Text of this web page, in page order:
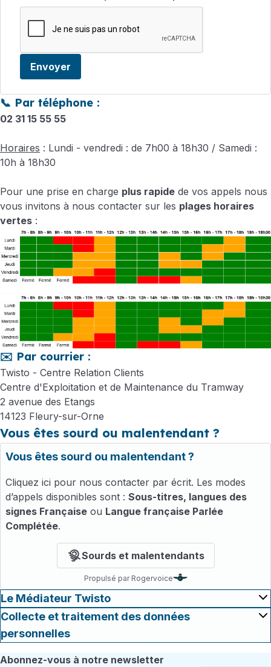
Envoyer
📞 Par téléphone :
02 31 15 55 55
Horaires : Lundi - vendredi : de 7h00 à 18h30 / Samedi :
10h à 18h30
Pour une prise en charge plus rapide de vos appels nous
vous invitons à nous contacter sur les plages horaires
vertes :
✉️ Par courrier :
Twisto - Centre Relation Clients
Centre d'Exploitation et de Maintenance du Tramway
2 avenue des Etangs
14123 Fleury-sur-Orne
Vous êtes sourd ou malentendant ?
Vous êtes sourd ou malentendant ?
Cliquez ici pour nous contacter par écrit. Les modes
d’appels disponibles sont : Sous-titres, langues des
signes Française ou Langue française Parlée
Complétée.
Sourds et malentendants
Propulsé par Rogervoice
Le Médiateur Twisto
Collecte et traitement des données
personnelles
Abonnez-vous à notre newsletter